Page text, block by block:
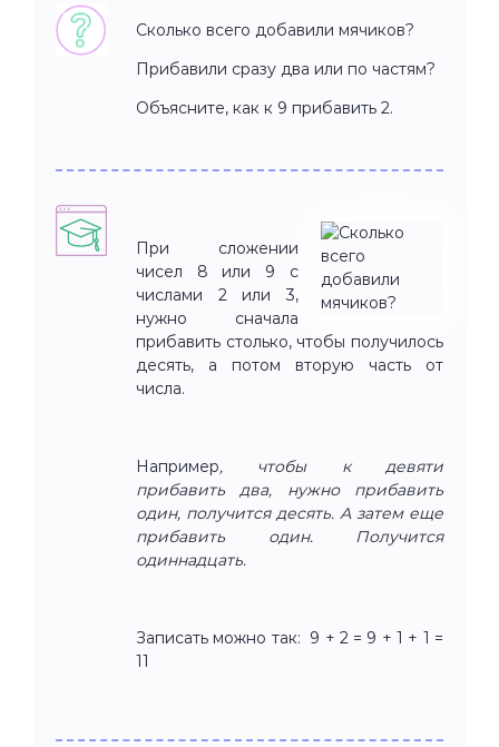
Сколько всего добавили мячиков?
Прибавили сразу два или по частям?
Объясните, как к 9 прибавить 2.
При сложении
чисел 8 или 9 с
числами 2 или 3,
нужно сначала
прибавить столько, чтобы получилось
десять, а потом вторую часть от
числа.
Например, чтобы к девяти
прибавить два, нужно прибавить
один, получится десять. А затем еще
прибавить один. Получится
одиннадцать.
Записать можно так: 9 + 2 = 9 + 1 + 1 =
11